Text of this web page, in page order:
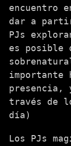
encuentro
dar a
PJs
es posible
importante
presencia,
través de
día)
Los PJs